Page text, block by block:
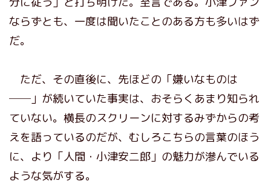
ならずとも、一度は聞いたことのある方も多いはず
だ。
ただ、その直後に、先ほどの「嫌いなものは
──」が続いていた事実は、おそらくあまり知られ
ていない。横長のスクリーンに対するみずからの考
えを語っているのだが、むしろこちらの言葉のほう
に、より「人間・小津安二郎」の魅力が滲んでいる
ような気がする。